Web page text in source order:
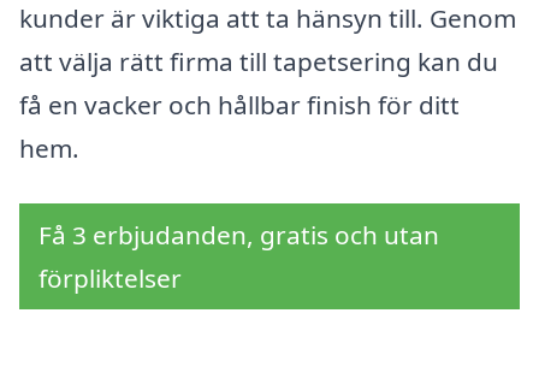
kunder är viktiga att ta hänsyn till. Genom
att välja rätt firma till tapetsering kan du
få en vacker och hållbar finish för ditt
hem.
Få 3 erbjudanden, gratis och utan
förpliktelser